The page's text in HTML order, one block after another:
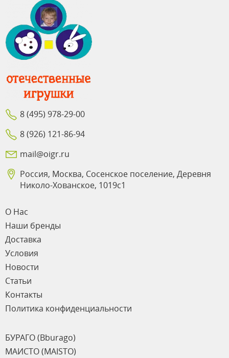
8 (495) 978-29-00
8 (926) 121-86-94
mail@oigr.ru
Россия, Москва, Сосенское поселение, Деревня
Николо-Хованское, 1019с1
О Нас
Наши бренды
Доставка
Условия
Новости
Статьи
Контакты
Политика конфиденциальности
БУРАГО (Bburago)
МАИСТО (MAISTO)